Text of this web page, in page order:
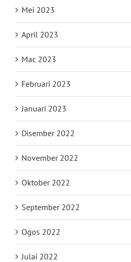
Mei 2023
April 2023
Mac 2023
Februari 2023
Januari 2023
Disember 2022
November 2022
Oktober 2022
September 2022
Ogos 2022
Julai 2022